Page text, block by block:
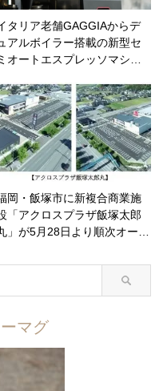
タリア老舗GAGGIAからデ
アルボイラー搭載の新型セ
オートエスプレッソマシ…
岡・飯塚市に新複合商業施
「アクロスプラザ飯塚太郎
」が5月28日より順次オー…
マグ